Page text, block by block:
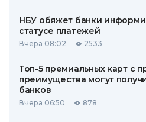
НБУ обяжет банки
статусе платежей
Вчера 08:02 2533
Топ-5 премиальных карт с
преимущества могут
банков
Вчера 06:50 878